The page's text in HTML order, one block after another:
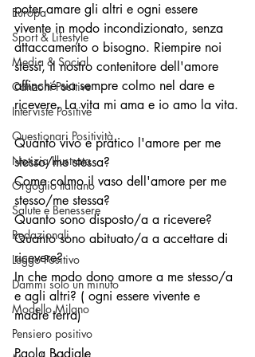
Europa
Sport & Lifestyle
Media & Social
Canzoni Positive
Interviste Positive
Questionari Positività
Notizia Illustrata
Orgoglio Italiano
Salute e Benessere
Redazionali
Leggo Positivo
Dammi solo un minuto
Modello Milano
Pensiero positivo
poter amare gli altri e ogni essere
vivente in modo incondizionato, senza
attaccamento o bisogno. Riempire noi
stessi, il nostro contenitore dell'amore
affinché sia sempre colmo nel dare e
ricevere. La vita mi ama e io amo la vita.
Quanto vivo e pratico l'amore per me
stesso/me stessa?
Come colmo il vaso dell'amore per me
stesso/me stessa?
Quanto sono disposto/a a ricevere?
Quanto sono abituato/a a accettare di
ricevere?
In che modo dono amore a me stesso/a
e agli altri? ( ogni essere vivente e
madre terra)
Paola Badiale